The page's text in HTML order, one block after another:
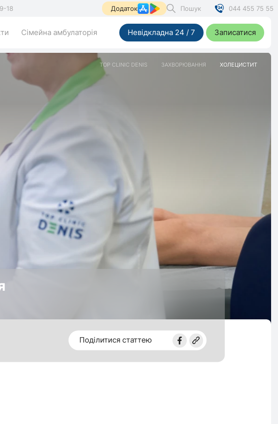
18 Додаток Пошук 044 455 75 55
Сімейна амбулаторія Невідкладна 24 / 7 Записатися
TOP CLINIC DENIS ЗАХВОРЮВАННЯ ХОЛЕЦИСТИТ
Поділитися статтею